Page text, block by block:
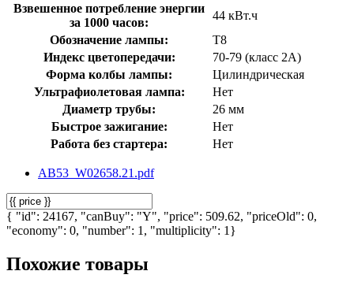
Взвешенное потребление энергии
за 1000 часов:
44 кВт.ч
Обозначение лампы:
T8
Индекс цветопередачи:
70-79 (класс 2А)
Форма колбы лампы:
Цилиндрическая
Ультрафиолетовая лампа:
Нет
Диаметр трубы:
26 мм
Быстрое зажигание:
Нет
Работа без стартера:
Нет
AB53_W02658.21.pdf
{ "id": 24167, "canBuy": "Y", "price": 509.62, "priceOld": 0,
"economy": 0, "number": 1, "multiplicity": 1}
Похожие товары